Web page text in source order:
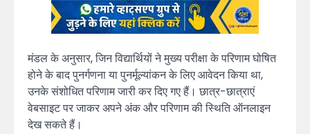
मंडल के अनुसार, जिन विद्यार्थियों ने मुख्य परीक्षा के परिणाम घोषित
होने के बाद पुनर्गणना या पुनर्मूल्यांकन के लिए आवेदन किया था,
उनके संशोधित परिणाम जारी कर दिए गए हैं। छात्र-छात्राएं
वेबसाइट पर जाकर अपने अंक और परिणाम की स्थिति ऑनलाइन
देख सकते हैं।